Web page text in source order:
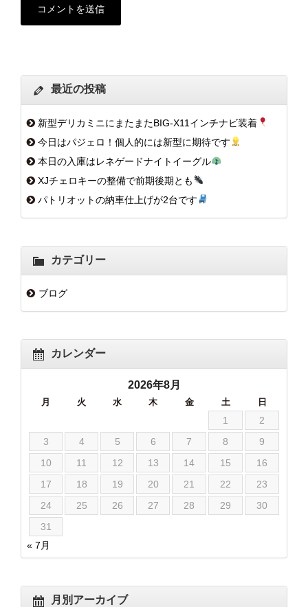
最近の投稿
新型デリカミニにまたまたBIG-X11インチナビ装着
今日はパジェロ！個人的には新型に期待です
本日の入庫はレネゲードナイトイーグル
XJチェロキーの整備で前期後期とも
パトリオットの納車仕上げが2台です
カテゴリー
ブログ
カレンダー
2026年8月
月 火 水 木 金 土 日
1
2
3
4 5 6 7 8
9
10
11 12 13 14 15
16
17
18 19 20 21 22
23
24
25 26 27 28 29
30
31
« 7月
月別アーカイブ